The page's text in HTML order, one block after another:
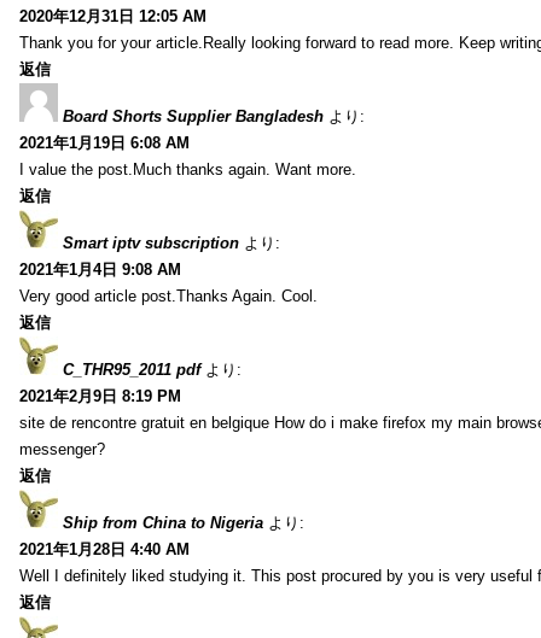
2020年12月31日 12:05 AM
Thank you for your article.Really looking forward to read more. Keep
返信
Board Shorts Supplier Bangladesh より:
2021年1月19日 6:08 AM
I value the post.Much thanks again. Want more.
返信
Smart iptv subscription より:
2021年1月4日 9:08 AM
Very good article post.Thanks Again. Cool.
返信
C_THR95_2011 pdf より:
2021年2月9日 8:19 PM
site de rencontre gratuit en belgique How do i make firefox my main
messenger?
返信
Ship from China to Nigeria より:
2021年1月28日 4:40 AM
Well I definitely liked studying it. This post procured by you is very useful
返信